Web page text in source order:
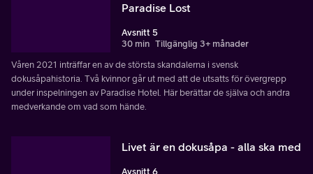
Paradise Lost
Avsnitt 5
30 min Tillgänglig 3+ månader
Våren 2021 inträffar en av de största skandalerna i svensk
dokusåpahistoria. Två kvinnor går ut med att de utsatts för övergrepp
under inspelningen av Paradise Hotel. Här berättar de själva och andra
medverkande om vad som hände.
Livet är en dokusåpa - alla ska med
Avsnitt 6